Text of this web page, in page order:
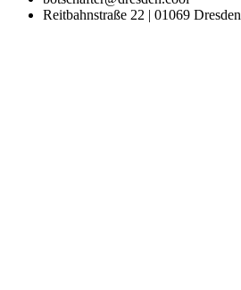
Reitbahnstraße 22 | 01069 Dresden